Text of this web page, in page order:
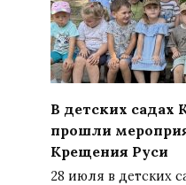
В детских садах
прошли
Крещения Руси
28 июля в детских